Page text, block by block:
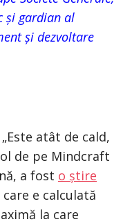
și gardian al
și dezvoltare
atât de cald,
de pe Mindcraft
a fost o știre
e calculată
la care